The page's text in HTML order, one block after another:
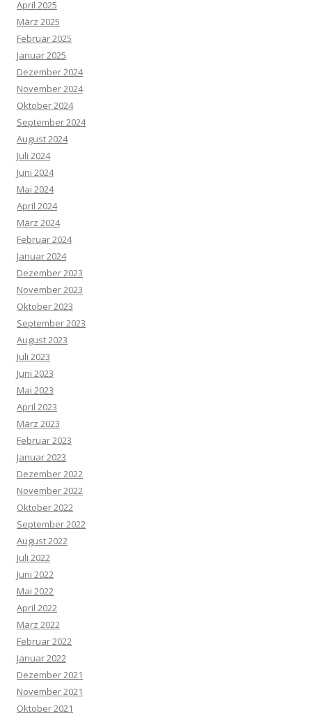
April 2025
März 2025
Februar 2025
Januar 2025
Dezember 2024
November 2024
Oktober 2024
September 2024
August 2024
Juli 2024
Juni 2024
Mai 2024
April 2024
März 2024
Februar 2024
Januar 2024
Dezember 2023
November 2023
Oktober 2023
September 2023
August 2023
Juli 2023
Juni 2023
Mai 2023
April 2023
März 2023
Februar 2023
Januar 2023
Dezember 2022
November 2022
Oktober 2022
September 2022
August 2022
Juli 2022
Juni 2022
Mai 2022
April 2022
März 2022
Februar 2022
Januar 2022
Dezember 2021
November 2021
Oktober 2021